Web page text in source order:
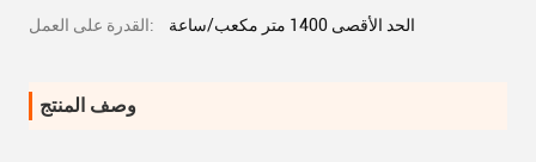
القدرة على العمل: الحد الأقصى 1400 متر مكعب/ساعة
وصف المنتج